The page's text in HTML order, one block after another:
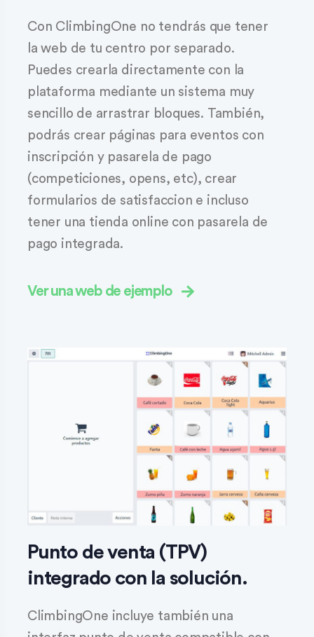
Con ClimbingOne no tendrás que tener
la web de tu centro por separado.
Puedes crearla directamente con la
plataforma mediante un sistema muy
sencillo de arrastrar bloques. También,
podrás crear páginas para eventos con
inscripción y pasarela de pago
(competiciones, opens, etc), crear
formularios de satisfaccion e incluso
tener una tienda online con pasarela de
pago integrada.
Ver una web de ejemplo
Punto de venta (TPV)
integrado con la solución.
ClimbingOne incluye también una